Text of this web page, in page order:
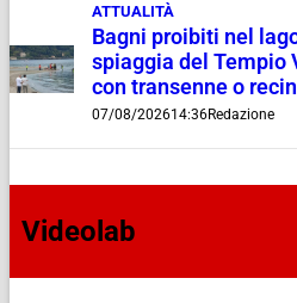
ATTUALITÀ
Bagni proibiti nel
spiaggia del Tempio
con transenne o
07/08/202614:36Redazione
Videolab